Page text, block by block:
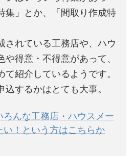
集」とか、「間取り作成特
されている工務店や、ハウ
や得意・不得意があって、
紹介しているようです。
するかはとても大事。
ろんな工務店・ハウスメー
い！という方はこちらか